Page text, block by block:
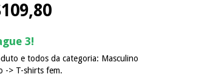
3!
e todos da categoria: Masculino
-> T-shirts fem.